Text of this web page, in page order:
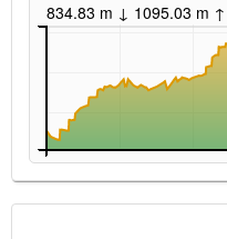
834.83 m ↓ 1095.03 m ↑